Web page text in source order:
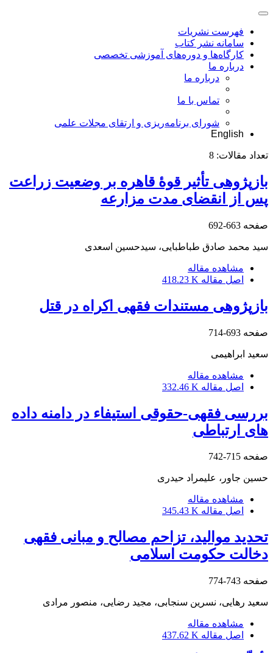
فهرست نشریات
سامانه نشر کتاب
کارگاه‌ها و دوره‌های آموزشی تخصصی
درباره ما
درباره ما
تماس با ما
شورای برنامه‌ریزی و ارتقای مجلات علمی
English
تعداد مقالات: 8
بازپژوهی تأثیر قوۀ قاهره بر وضعیت زراعت
پس از انقضای مدت مزارعه
صفحه 663-692
سید محمد صادق طباطبایی، سیدحسین اسعدی
مشاهده مقاله
اصل مقاله 418.23 K
بازپژوهی مستندات فقهی اکراه در قتل
صفحه 693-714
سعید ابراهیمی
مشاهده مقاله
اصل مقاله 332.46 K
بررسی فقهی-حقوقی استیفاء در دامنه داده
های ارتباطی
صفحه 715-742
حسین جاور، علیمراد حیدری
مشاهده مقاله
اصل مقاله 345.43 K
تحدید موالید، تزاحم مصالح و مبانی فقهی
دخالت حکومت اسلامی
صفحه 743-774
سعید رهایی، نسرین سنجابی، مجید رضایی، منصور مرادی
مشاهده مقاله
اصل مقاله 437.62 K